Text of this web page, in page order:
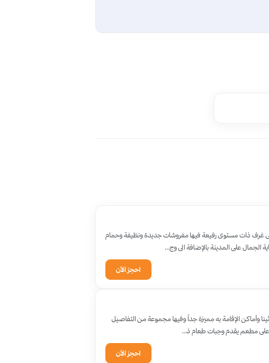
غرف ذات مستوى رفيعة فيها مفروشات جديدة ونظيفة وحمام
على المدينة بالإضافة الى وج…
احجز الآن
وأماكن الإقامة به مميزة جداً وفيها مجموعة من التفاصيل
على مطعم يقدم وجبات طعام ذ…
احجز الآن